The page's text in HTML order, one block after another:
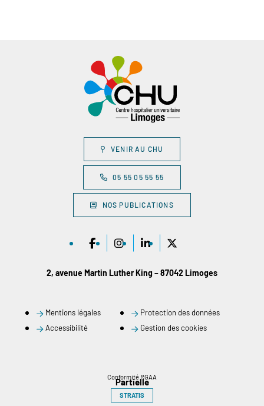
VENIR AU CHU
05 55 05 55 55
NOS PUBLICATIONS
2, avenue Martin Luther King – 87042 Limoges
Mentions légales
Protection des données
Accessibilité
Gestion des cookies
Conformité RGAA
Partielle
STRATIS